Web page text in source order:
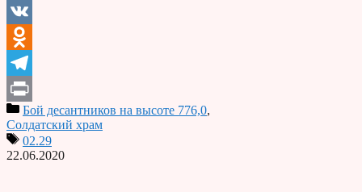
Email
VK
Odnoklassniki
Telegram
PrintБой десантников на высоте 776,0,
Солдатский храм
02.29
22.06.2020